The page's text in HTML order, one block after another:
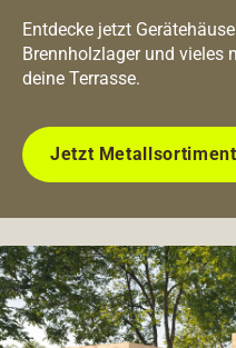
Entdecke jetzt
Brennholzlager und vieles
deine Terrasse.
Jetzt